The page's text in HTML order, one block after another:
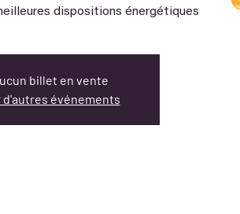
dispositions énergétiques
billet en vente
d'autres événements